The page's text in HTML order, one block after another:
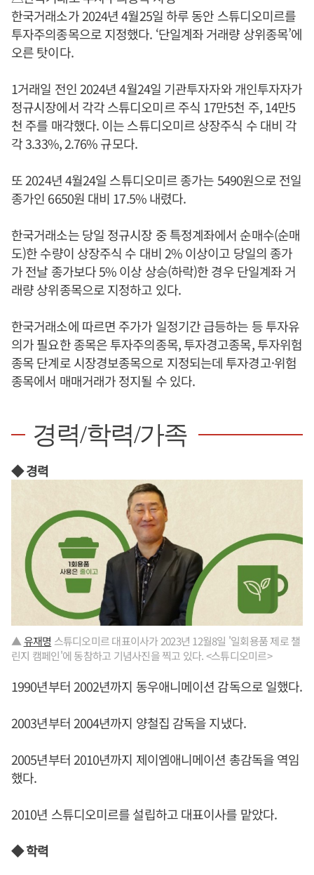
한국거래소가 2024년 4월25일 하루 동안 스튜디오미르를
투자주의종목으로 지정했다. ‘단일계좌 거래량 상위종목’에
오른 탓이다.
1거래일 전인 2024년 4월24일 기관투자자와 개인투자자가
정규시장에서 각각 스튜디오미르 주식 17만5천 주, 14만5
천 주를 매각했다. 이는 스튜디오미르 상장주식 수 대비 각
각 3.33%, 2.76% 규모다.
또 2024년 4월24일 스튜디오미르 종가는 5490원으로 전일
종가인 6650원 대비 17.5% 내렸다.
한국거래소는 당일 정규시장 중 특정계좌에서 순매수(순매
도)한 수량이 상장주식 수 대비 2% 이상이고 당일의 종가
가 전날 종가보다 5% 이상 상승(하락)한 경우 단일계좌 거
래량 상위종목으로 지정하고 있다.
한국거래소에 따르면 주가가 일정기간 급등하는 등 투자유
의가 필요한 종목은 투자주의종목, 투자경고종목, 투자위험
종목 단계로 시장경보종목으로 지정되는데 투자경고·위험
종목에서 매매거래가 정지될 수 있다.
경력/학력/가족
◆ 경력
▲유재명 스튜디오미르 대표이사가 2023년 12월8일 '일회용품 제로 챌
린지 캠페인'에 동참하고 기념사진을 찍고 있다. <스튜디오미르>
1990년부터 2002년까지 동우애니메이션 감독으로 일했다.
2003년부터 2004년까지 양철집 감독을 지냈다.
2005년부터 2010년까지 제이엠애니메이션 총감독을 역임
했다.
2010년 스튜디오미르를 설립하고 대표이사를 맡았다.
◆ 학력